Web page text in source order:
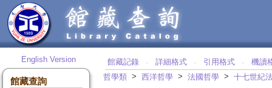
English Version
館藏查詢
館藏記錄 ‧ 詳細格式 ‧ 引用格式 ‧
機讀
哲學類 > 西洋哲學 > 法國哲學 > 十七世紀